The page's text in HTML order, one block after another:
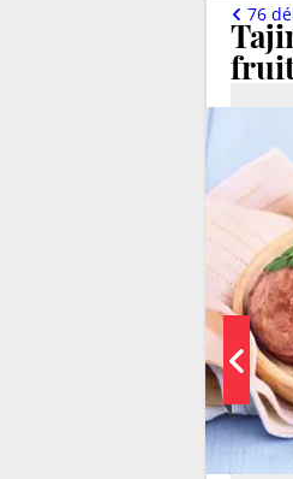
76